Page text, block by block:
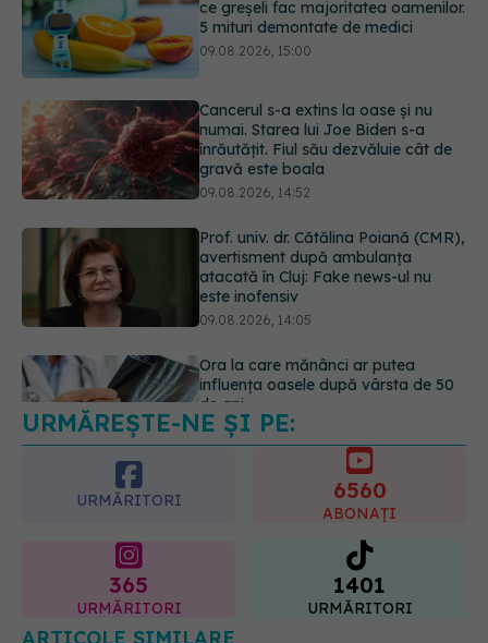
Cancerul s-a extins la oase și nu
numai. Starea lui Joe Biden s-a
înrăutățit. Fiul său dezvăluie cât de
Prof. univ. dr. Cătălina Poiană (CMR),
avertisment după ambulanța
atacată în Cluj: Fake news-ul nu
este inofensiv
Ora la care mănânci ar putea
influența oasele după vârsta de 50
de ani
09.08.2026, 14:00
Cum alegem alimentele pe timp de
caniculă. Recomandările
specialiștilor
URMĂREȘTE-NE ȘI PE:
6560
ABONAȚI
365
URMĂRITORI
1401
URMĂRITORI
ARTICOLE SIMILARE